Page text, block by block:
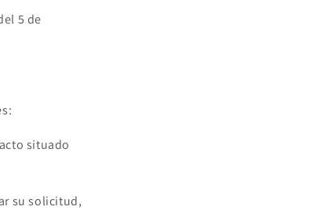
5 de
situado
su solicitud,